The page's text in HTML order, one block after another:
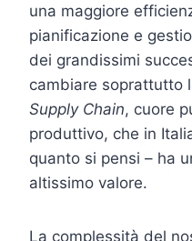
una maggiore
pianificazione e
dei grandissimi
cambiare soprattutto
Supply Chain, cuore
produttivo, che in
quanto si pensi – ha
altissimo valore.
La complessità del